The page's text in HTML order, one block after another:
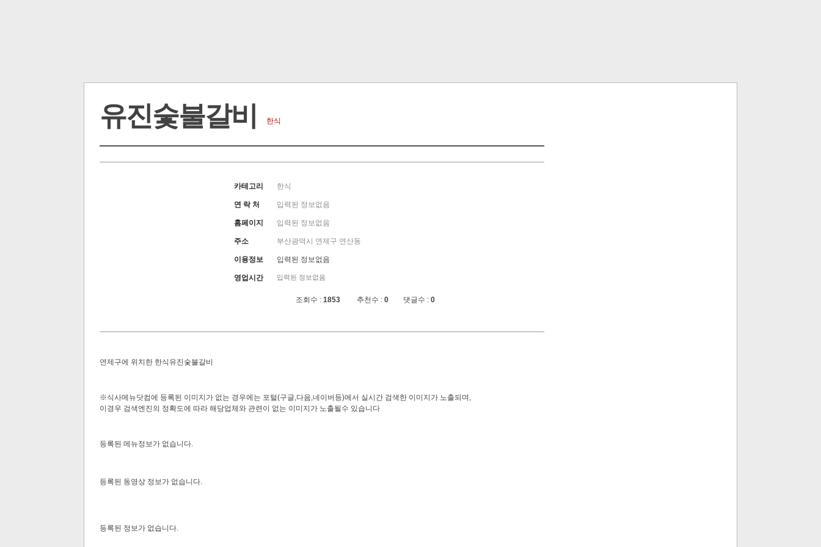
유진숯불갈비 한식
카테고리 한식
연 락 처 입력된 정보없음
홈페이지 입력된 정보없음
주소 부산광역시 연제구 연산동
이용정보 입력된 정보없음
영업시간 입력된 정보없음
조회수 : 1853 추천수 : 0 댓글수 : 0
연제구에 위치한 한식유진숯불갈비
※식사메뉴닷컴에 등록된 이미지가 없는 경우에는 포털(구글,다음,네이버등)에서 실시간 검색한 이미지가 노출되며,
이경우 검색엔진의 정확도에 따라 해당업체와 관련이 없는 이미지가 노출될수 있습니다
등록된 메뉴정보가 없습니다.
등록된 동영상 정보가 없습니다.
등록된 정보가 없습니다.